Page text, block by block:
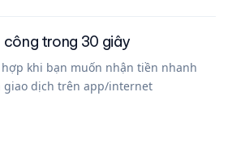
công trong 30 giây
hợp khi bạn muốn nhận tiền nhanh
giao dịch trên app/internet